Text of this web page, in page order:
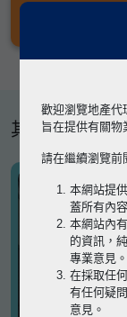
其他專題
歡迎瀏覽地產代
旨在提供有關物
請在繼續瀏覽前
本網站提
蓋所有內
本網站內
的資訊，
專業意見。
在採取任
有任何疑
意見。